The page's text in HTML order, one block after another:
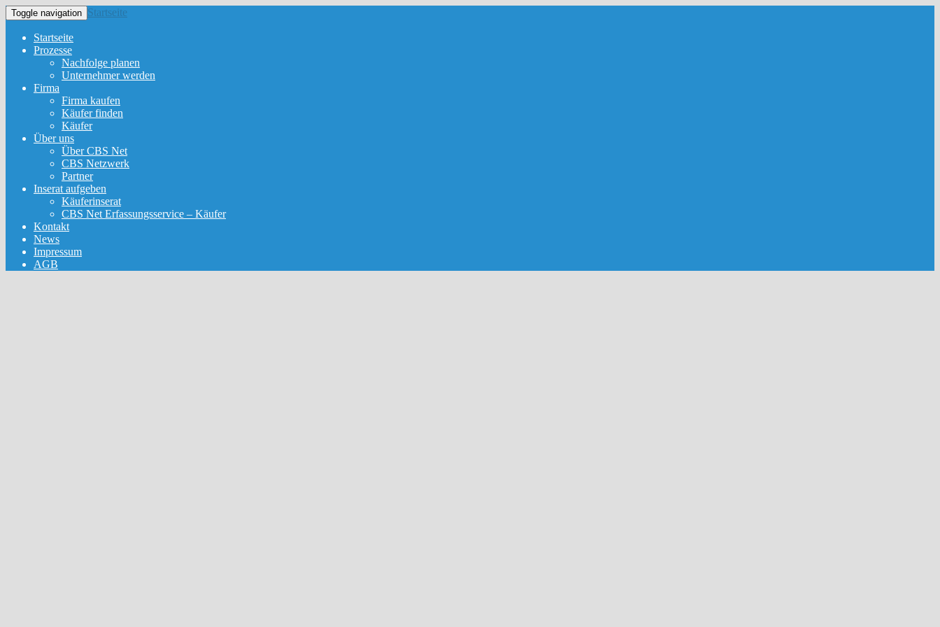
Toggle navigation Startseite
Startseite
Prozesse
Nachfolge planen
Unternehmer werden
Firma
Firma kaufen
Käufer finden
Käufer
Über uns
Über CBS Net
CBS Netzwerk
Partner
Inserat aufgeben
Käuferinserat
CBS Net Erfassungsservice – Käufer
Kontakt
News
Impressum
AGB